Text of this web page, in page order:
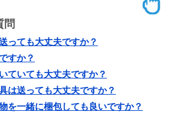
問
っても大丈夫ですか？
すか？
ていても大丈夫ですか？
は送っても大丈夫ですか？
を一緒に梱包しても良いですか？